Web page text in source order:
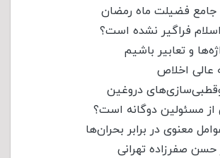
جامع فضیلت ماه رمضان
فراگیر نشده است؟
و تعابیر باشیم
عالی اخلاص
دروغین
از مسئولین دوگانه است؟
معنوی در برابر بحران‌ها
حسن صفرزاده تهرانی